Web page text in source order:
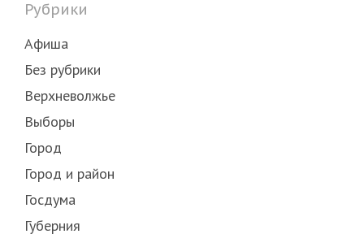
Рубрики
Афиша
Без рубрики
Верхневолжье
Выборы
Город
Город и район
Госдума
Губерния